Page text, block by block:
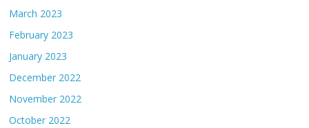
March 2023
February 2023
January 2023
December 2022
November 2022
October 2022